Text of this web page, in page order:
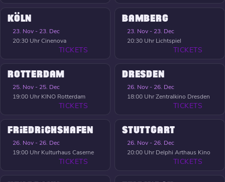
KÖLN
23. Nov - 23. Dec
20:30 UhrCinenova
TICKETS
BAMBERG
23. Nov - 23. Dec
20:30 Uhr Lichtspiel
TICKETS
ROTTERDAM
25. Nov - 25. Dec
19:00 Uhr KINO Rotterdam
TICKETS
DRESDEN
26. Nov - 26. Dec
18:00 UhrZentralkino Dresden
TICKETS
FRIEDRICHSHAFEN
26. Nov - 26. Dec
19:00 Uhr Kulturhaus Caserne
TICKETS
STUTTGART
26. Nov - 26. Dec
20:00 Uhr Delphi Arthaus Kino
TICKETS